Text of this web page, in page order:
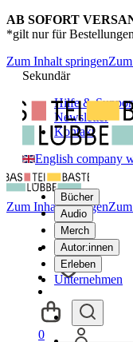
AB SOFORT
*gilt nur für
Zum Inhalt springen
Sekundär
Hilfe &
Newsletter
Kontakt
English company
Bücher
Audio
Merch
Autor:innen
Erleben
Unternehmen
Zum Inhalt springen
0